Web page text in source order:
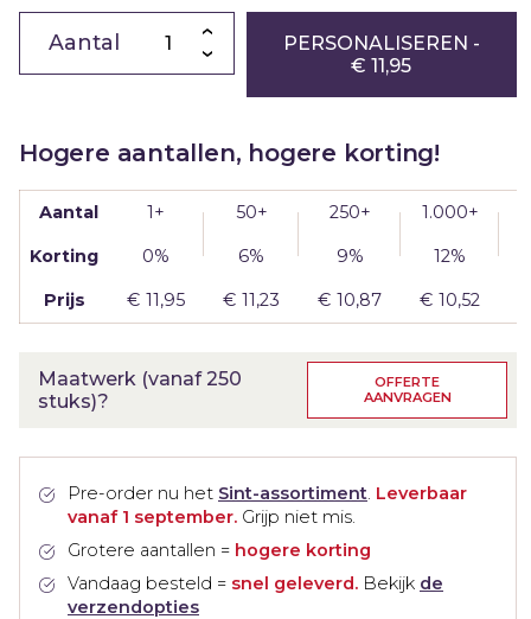
Chocolade
ballon
melk
175g
aantal
PERSONALISEREN -
€ 11,95
Hogere aantallen, hogere korting!
Aantal 1+ 50+ 250+ 1.000+
Korting 0% 6% 9% 12%
Prijs € 11,95 € 11,23 € 10,87 € 10,52
Maatwerk (vanaf 250
stuks)?
OFFERTE
AANVRAGEN
Pre-order nu het Sint-assortiment. Leverbaar
vanaf 1 september. Grijp niet mis.
Grotere aantallen = hogere korting
Vandaag besteld = snel geleverd. Bekijk de
verzendopties